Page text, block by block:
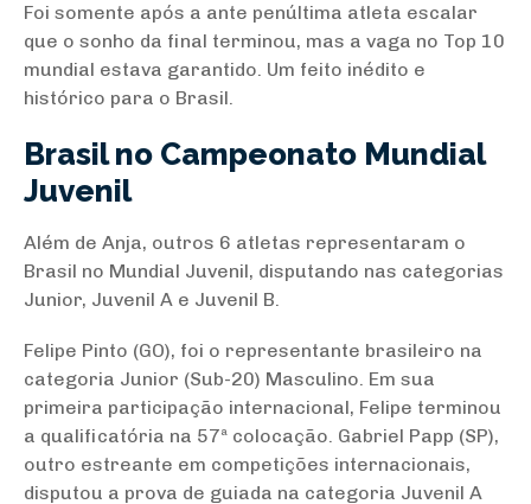
Foi somente após a ante penúltima atleta escalar
que o sonho da final terminou, mas a vaga no Top 10
mundial estava garantido. Um feito inédito e
histórico para o Brasil.
Brasil no Campeonato Mundial
Juvenil
Além de Anja, outros 6 atletas representaram o
Brasil no Mundial Juvenil, disputando nas categorias
Junior, Juvenil A e Juvenil B.
Felipe Pinto (GO), foi o representante brasileiro na
categoria Junior (Sub-20) Masculino. Em sua
primeira participação internacional, Felipe terminou
a qualificatória na 57ª colocação. Gabriel Papp (SP),
outro estreante em competições internacionais,
disputou a prova de guiada na categoria Juvenil A